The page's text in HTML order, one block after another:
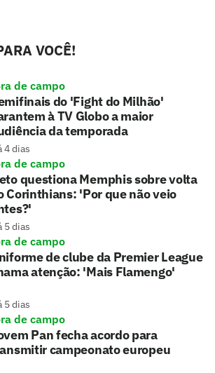
VOCÊ!
de campo
do 'Fight do Milhão'
à TV Globo a maior
da temporada
4 dias
de campo
questiona Memphis sobre volta
Corinthians: 'Por que não veio
5 dias
de campo
de clube da Premier League
atenção: 'Mais Flamengo'
5 dias
de campo
Pan fecha acordo para
campeonato europeu